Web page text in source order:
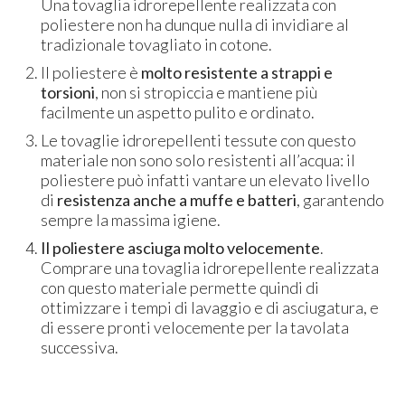
Una tovaglia idrorepellente realizzata con
poliestere non ha dunque nulla di invidiare al
tradizionale tovagliato in cotone.
Il poliestere è molto resistente a strappi e
torsioni, non si stropiccia e mantiene più
facilmente un aspetto pulito e ordinato.
Le tovaglie idrorepellenti tessute con questo
materiale non sono solo resistenti all’acqua: il
poliestere può infatti vantare un elevato livello
di resistenza anche a muffe e batteri, garantendo
sempre la massima igiene.
Il poliestere asciuga molto velocemente.
Comprare una tovaglia idrorepellente realizzata
con questo materiale permette quindi di
ottimizzare i tempi di lavaggio e di asciugatura, e
di essere pronti velocemente per la tavolata
successiva.